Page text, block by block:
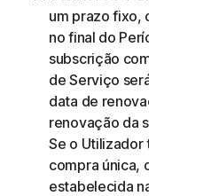
um prazo fixo, o
no final do Período de
subscrição com
de Serviço será
data de renovação a
renovação da
Se o Utilizador tiver um
compra única, o
estabelecida na